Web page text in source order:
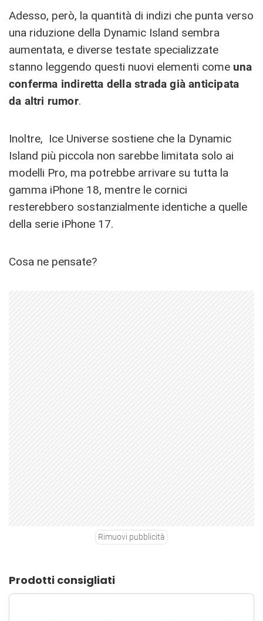
Adesso, però, la quantità di indizi che punta verso
una riduzione della Dynamic Island sembra
aumentata, e diverse testate specializzate
stanno leggendo questi nuovi elementi come una
conferma indiretta della strada già anticipata
da altri rumor.
Inoltre, Ice Universe sostiene che la Dynamic
Island più piccola non sarebbe limitata solo ai
modelli Pro, ma potrebbe arrivare su tutta la
gamma iPhone 18, mentre le cornici
resterebbero sostanzialmente identiche a quelle
della serie iPhone 17.
Cosa ne pensate?
Rimuovi pubblicità
Prodotti consigliati